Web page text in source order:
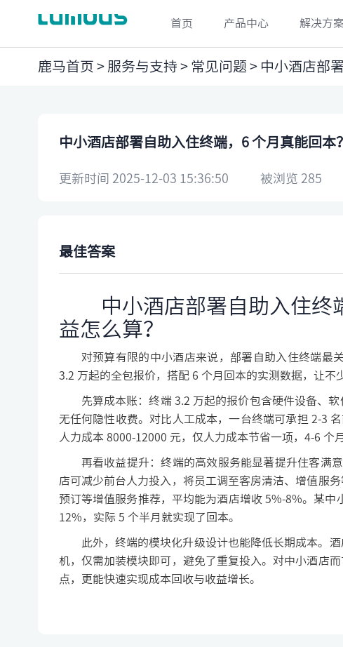
首页 产品中心 解决方案
鹿马首页 > 服务与支持 > 常见问题 > 中小酒店部
中小酒店部署自助入住终端，6 个月真能回本
更新时间 2025-12-03 15:36:50 被浏览 285
最佳答案
中小酒店部署自助入住终
益怎么算？
对预算有限的中小酒店来说，部署自助入住终端最
3.2 万起的全包报价，搭配 6 个月回本的实测数据，让
先算成本账：终端 3.2 万起的报价包含硬件设备、
无任何隐性收费。对比人工成本，一台终端可承担 2-3
人力成本 8000-12000 元，仅人力成本节省一项，4-6 个
再看收益提升：终端的高效服务能显著提升住客满
店可减少前台人力投入，将员工调至客房清洁、增值服
预订等增值服务推荐，平均能为酒店增收 5%-8%。某
12%，实际 5 个半月就实现了回本。
此外，终端的模块化升级设计也能降低长期成本。
机，仅需加装模块即可，避免了重复投入。对中小酒店
点，更能快速实现成本回收与收益增长。